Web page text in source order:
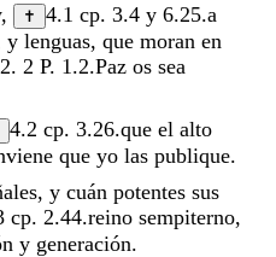
, ✝ 4.1 cp. 3.4 y 6.25.a
y lenguas, que moran en
. 2 P. 1.2.Paz os sea
4.2 cp. 3.26.que el alto
que yo las publique.
, y cuán potentes sus
cp. 2.44.reino sempiterno,
y generación.